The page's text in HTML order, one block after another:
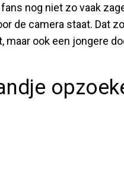
nog niet zo vaak
de camera staat. Dat
ook een jongere